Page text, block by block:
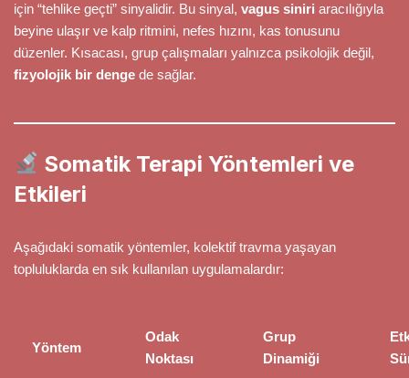
için “tehlike geçti” sinyalidir. Bu sinyal, vagus siniri aracılığıyla
beyine ulaşır ve kalp ritmini, nefes hızını, kas tonusunu
düzenler. Kısacası, grup çalışmaları yalnızca psikolojik değil,
fizyolojik bir denge de sağlar.
Somatik Terapi Yöntemleri ve
Etkileri
Aşağıdaki somatik yöntemler, kolektif travma yaşayan
topluluklarda en sık kullanılan uygulamalardır:
Yöntem
Odak
Noktası
Grup
Dinamiği